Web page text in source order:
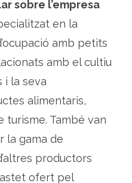
sobre l’empresa
en la
amb petits
amb el cultiu
i la seva
alimentaris,
turisme. També van
la gama de
productors
ofert pel